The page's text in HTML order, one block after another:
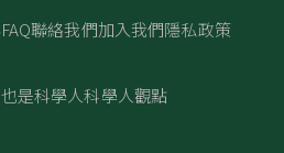
聯絡我們加入我們隱私政策
是科學人科學人觀點